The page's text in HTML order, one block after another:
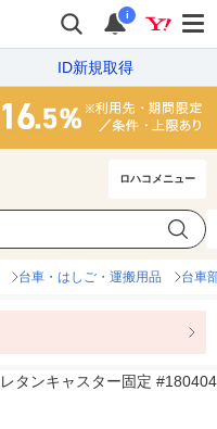
i
ID新規取得
ロハコメニュー
台車・はしご・運搬用品 台車